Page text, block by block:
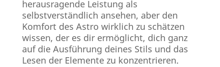
herausragende Leistung als
selbstverständlich ansehen, aber den
Komfort des Astro wirklich zu schätzen
wissen, der es dir ermöglicht, dich ganz
auf die Ausführung deines Stils und das
Lesen der Elemente zu konzentrieren.